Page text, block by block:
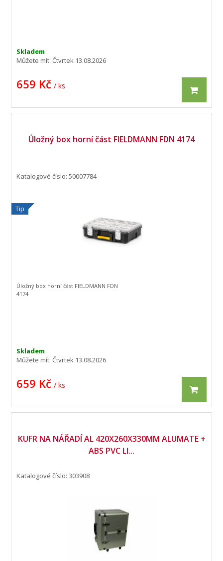
Skladem
Můžete mít:Čtvrtek 13.08.2026
659 Kč / ks
Úložný box horní část FIELDMANN FDN 4174
Tip
Katalogové číslo: 50007784
Skladem
Můžete mít:Čtvrtek 13.08.2026
659 Kč / ks
Úložný box horní část FIELDMANN FDN
4174
KUFR NA NÁŘADÍ AL 420X260X330MM ALUMATE +
ABS PVC LI...
Katalogové číslo: 303908